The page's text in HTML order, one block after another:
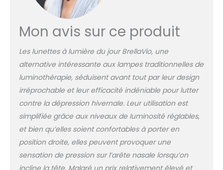
lumière blanche ou
bleue. PRISE EN CHARGE
DES JOURS D'HIVER
SOMBRES : cette lampe
lumière du jour simule
la lumière naturelle du
soleil et crée un
environnement
lumineux. Idéales
comme lunettes de
simulation de lumière
du jour pour la maison
ou le bureau.
RESPECTUEUX DES YEUX
Mon avis sur ce produit
Les lunettes à lumière du jour BrellaVio, une
alternative intéressante aux lampes traditionnelles de
luminothérapie, séduisent avant tout par leur design
irréprochable et leur efficacité indéniable pour lutter
contre la dépression hivernale. Leur utilisation est
simplifiée grâce aux niveaux de luminosité réglables,
et bien qu’elles soient confortables à porter en
position droite, elles peuvent provoquer une
sensation de pression sur l’arête nasale lorsqu’on
incline la tête. Malgré un prix relativement élevé et